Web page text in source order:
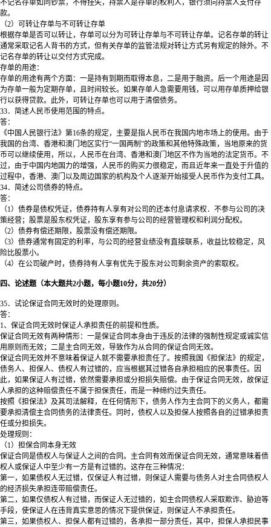
不记名存单如同钞票，不得挂失，持票人是存单的权利人，银行须向持票人支付存
款。
（2）可转让存单与不可转让存单
根据存单是否可以转让，存单可以分为可转让存单与不可转让存单。记名存单的转让
通常采取记名人背书的方式，但有关存单的监管法规对转让方式另有规定的除外。不
记名存单的转让以交付方式完成。
存单的用途：
存单的用途有两个方面：一是持有到期而取得本息，二是用于融资。后一个用途是因
为存单一般为定期存单，且时间较长。如果存单人急需要用钱，可以用存单质押给银
行以获得贷款。此外，可转让存单也可以用于清偿债务。
33．简述人民币使用范围的特点。
答：
《中国人民银行法》第16条的规定，主要是指人民币在我国内地市场上的使用。由于
我国的台湾、香港和澳门地区实行“一国两制”的政策和其他特殊政策，当地原来的货
币可以继续使用，所以，人民币在台湾、香港和澳门地区不作为当地的法定货币。不
过，由于中国内地国力的增强，人民币的购买力很稳定，而且近年来一直处于升值的
过程中，香港、澳门以及周边国家的机构及个人逐渐开始接受人民币作为支付工具。
34．简述公司债券的特点。
答：
（1）债券是债权凭证，债券持有人享有对公司的还本付息请求权．不参与公司的决
策经营；股票是股东权凭证，股东享有参与公司的经营管理权和利润分配权。
（2）债券有偿还期限，股票没有偿还期限。
（3）债券通常有固定的利率，与公司的经营业绩没有直接联系，收益比较稳定，风
险比股票小。
（4）在公司破产时，债券持有人享有优先于股东对公司剩余资产的索取权。
四、论述题（本大题共2小题，每小题10分，共20分）
35．试论保证合同无效时的处理原则。
答：
1、保证合同无效时保证人承担责任的前提和性质。
保证合同无效有两种情形：一是保证合同本身由于违反的法律的强制性规定或诚实信
用原则而无效；二是主合同无效，导致作为从合同的保证合同无效。
保证合同无效并不意味着保证人就不需要承担责任了。按照我国《担保法》的规定，
债务人、担保人、债权人有过错的，应当根据其过错各自承担相应的民事责任。因
此，如果保证人有过错，依然需要承担或分担损失赔偿。由于保证合同无效，故保证
人承担的这种赔偿责任不属于担保责任，而是一种缔约过失责任。
按照《担保法》及其司法解释，在任何情形下，债务人作为主合同下的义务人，都需
要承担清偿主合同债务的法律责任。同时，债权人以及担保人按照各自的过错承担责
任或分担损失。
处理规则：
（1）担保合同本身无效
保证合同是债权人与保证人之间的合同。主合同有效而保证合同无效，通常意味着债
权人或保证人中至少有一方是有过错的。这存在三种情况：
第一，如果债权人无过错，仅保证人有过错，则保证人需要与债务人对主合同债权人
的经济损失承担连带赔偿责任。
第二，如果仅债权人有过错，而保证人无过错的，如主合同债权人采取欺诈、胁迫等
手段，使保证人在违背真实意思的情况下提供保证，则保证人不承担责任。
第三，如果债权人、担保人都有过错的，各承担一部分责任，其中，担保人承担民事